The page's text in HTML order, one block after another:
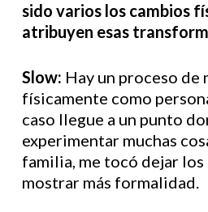
sido varios los cambios
atribuyen esas
Slow: Hay un proceso de
físicamente como
caso llegue a un punto
experimentar muchas
familia, me tocó dejar
mostrar más formalidad.